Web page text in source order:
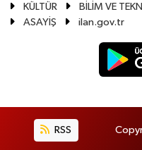
KÜLTÜR
BİLİM VE
ASAYİŞ
ilan.gov.tr
RSS